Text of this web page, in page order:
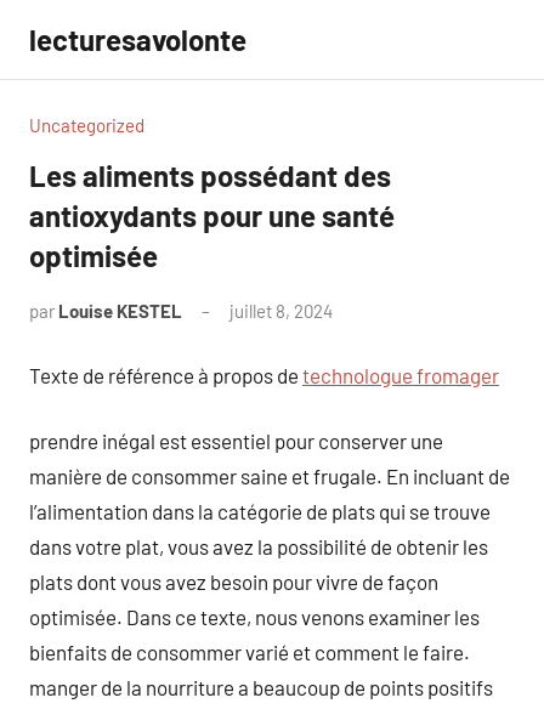
contenu
lecturesavolonte
Uncategorized
Les aliments possédant des
antioxydants pour une santé
optimisée
par Louise KESTEL juillet 8, 2024
Texte de référence à propos de technologue fromager
prendre inégal est essentiel pour conserver une
manière de consommer saine et frugale. En incluant de
l’alimentation dans la catégorie de plats qui se trouve
dans votre plat, vous avez la possibilité de obtenir les
plats dont vous avez besoin pour vivre de façon
optimisée. Dans ce texte, nous venons examiner les
bienfaits de consommer varié et comment le faire.
manger de la nourriture a beaucoup de points positifs